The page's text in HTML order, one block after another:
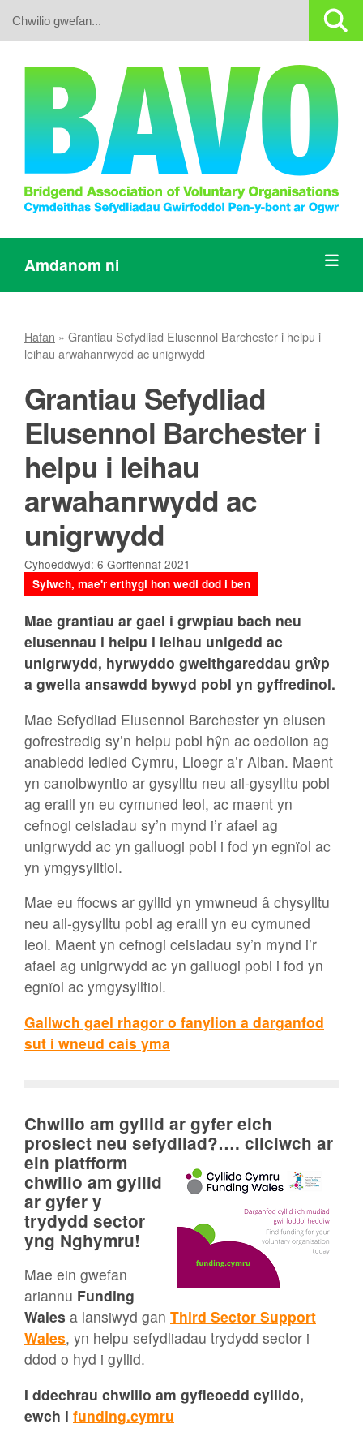
Amdanom ni
Hafan » Grantiau Sefydliad Elusennol Barchester i helpu i
leihau arwahanrwydd ac unigrwydd
Grantiau Sefydliad
Elusennol Barchester i
helpu i leihau
arwahanrwydd ac
unigrwydd
Cyhoeddwyd: 6 Gorffennaf 2021
Sylwch, mae'r erthygl hon wedi dod i ben
Mae grantiau ar gael i grwpiau bach neu
elusennau i helpu i leihau unigedd ac
unigrwydd, hyrwyddo gweithgareddau grŵp
a gwella ansawdd bywyd pobl yn gyffredinol.
Mae Sefydliad Elusennol Barchester yn elusen
gofrestredig sy’n helpu pobl hŷn ac oedolion ag
anabledd ledled Cymru, Lloegr a’r Alban. Maent
yn canolbwyntio ar gysylltu neu ail-gysylltu pobl
ag eraill yn eu cymuned leol, ac maent yn
cefnogi ceisiadau sy’n mynd i’r afael ag
unigrwydd ac yn galluogi pobl i fod yn egnïol ac
yn ymgysylltiol.
Mae eu ffocws ar gyllid yn ymwneud â chysylltu
neu ail-gysylltu pobl ag eraill yn eu cymuned
leol. Maent yn cefnogi ceisiadau sy’n mynd i’r
afael ag unigrwydd ac yn galluogi pobl i fod yn
egnïol ac ymgysylltiol.
Gallwch gael rhagor o fanylion a darganfod
sut i wneud cais yma
Chwilio am gyllid ar gyfer eich
prosiect neu sefydliad?…. cliciwch ar
ein platfform
chwilio am gyllid
ar gyfer y
trydydd sector
yng Nghymru!
Mae ein gwefan
ariannu Funding
Wales a lansiwyd gan Third Sector Support
Wales, yn helpu sefydliadau trydydd sector i
ddod o hyd i gyllid.
I ddechrau chwilio am gyfleoedd cyllido,
ewch i funding.cymru